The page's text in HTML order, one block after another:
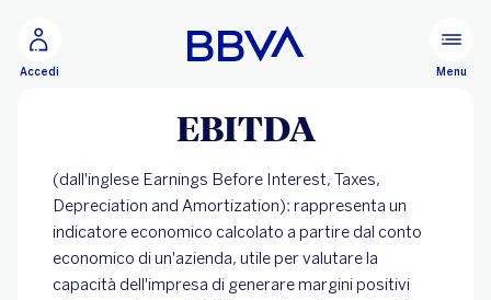
Configurare
Accedi Menu
EBITDA
(dall'inglese Earnings Before Interest, Taxes,
Depreciation and Amortization): rappresenta un
indicatore economico calcolato a partire dal conto
economico di un'azienda, utile per valutare la
capacità dell'impresa di generare margini positivi